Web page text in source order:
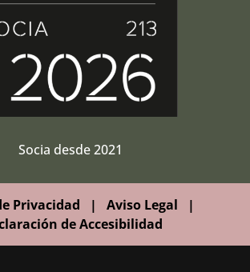
Socia desde 2021
Privacidad | Aviso Legal |
de Accesibilidad